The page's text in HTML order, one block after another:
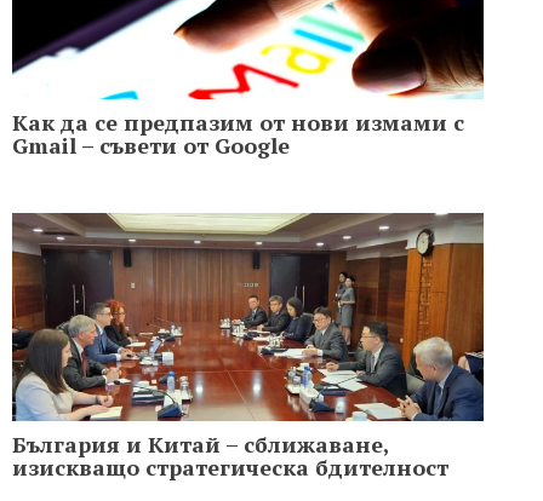
Как да се предпазим от нови измами с
Gmail – съвети от Google
България и Китай – сближаване,
изискващо стратегическа бдителност